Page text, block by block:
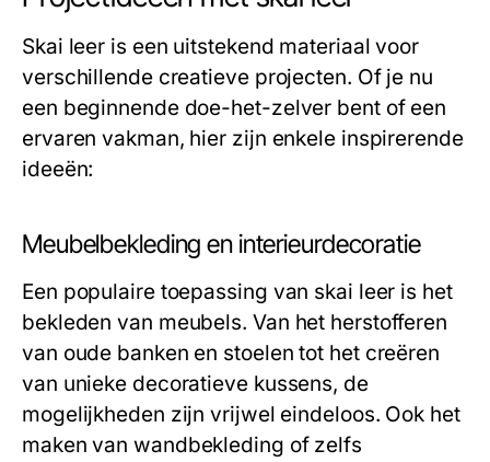
Skai leer is een uitstekend materiaal voor
verschillende creatieve projecten. Of je nu
een beginnende doe-het-zelver bent of een
ervaren vakman, hier zijn enkele inspirerende
ideeën:
Meubelbekleding en interieurdecoratie
Een populaire toepassing van skai leer is het
bekleden van meubels. Van het herstofferen
van oude banken en stoelen tot het creëren
van unieke decoratieve kussens, de
mogelijkheden zijn vrijwel eindeloos. Ook het
maken van wandbekleding of zelfs